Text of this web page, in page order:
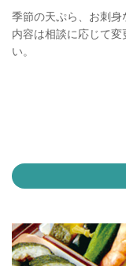
季節の天ぷら、お刺身
内容は相談に応じて
い。